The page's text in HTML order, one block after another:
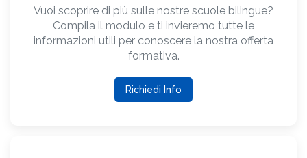
Vuoi scoprire di più sulle nostre scuole bilingue?
Compila il modulo e ti invieremo tutte le
informazioni utili per conoscere la nostra offerta
formativa.
Richiedi Info